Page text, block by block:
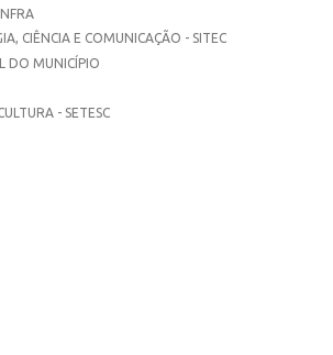
CIÊNCIA E COMUNICAÇÃO - SITEC
DO MUNICÍPIO
- SETESC